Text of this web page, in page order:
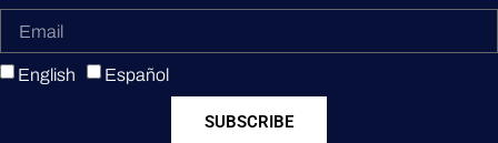
English Español
SUBSCRIBE